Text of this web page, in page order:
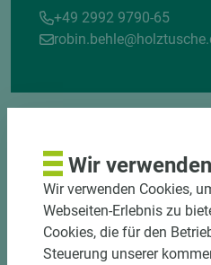
+49 2992 9790-65
Wir
Wir verwenden Cookies,
Webseiten-Erlebnis zu
Cookies, die für den
Steuerung unserer